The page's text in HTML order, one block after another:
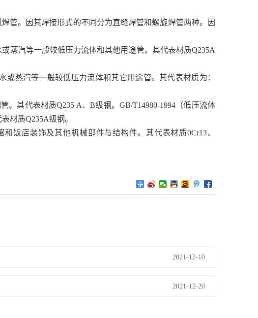
管。因其焊接形式的不同分为直缝焊管和螺旋焊管两种。因
蒸汽等一般较低压力流体和其他用途管。其代表材质Q235A
蒸汽等一般较低压力流体和其它用途管。其代表材质为：
。其代表材质Q235 A、B级钢。GB/T14980-1994（低压流体
材质Q235A级钢。
饭店装饰及其他机械部件与结构件。其代表材质0Cr13、
2021-12-10
2021-12-20